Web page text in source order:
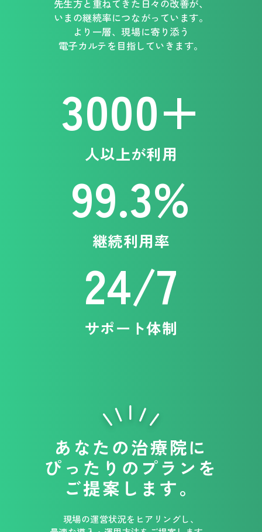
先生方と重ねてきた日々の改善が、
いまの継続率につながっています。
より一層、現場に寄り添う
電子カルテを目指していきます。
3000+
人以上が利用
99.3%
継続利用率
24/7
サポート体制
あなたの治療院に
ぴったりの プランを
ご提案します。
現場の運営状況をヒアリングし、